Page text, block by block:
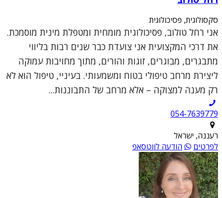
סקסולוגית, פסיכולוגית
אני רחל טולוב, פסיכולוגית מומחית ומטפלת מינית מוסמכת.
את דרכי המקצועית אני צועדת כבר שנים רבות בליווי
מתבגרים, מבוגרים, זוגות והורים, מתוך מחויבות עמוקה
ליצירת מרחב טיפולי בטוח ומשמעותי. בעיניי, טיפול הוא לא
רק מענה למצוקה – אלא מרחב של התבוננות...
054-7639779
רעננה, ישראל
לפרטים
הודעה לווטסאפ